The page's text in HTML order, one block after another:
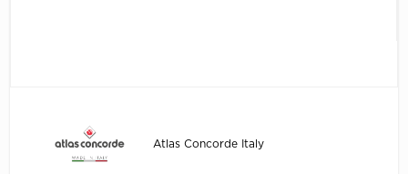
Atlas Concorde Italy